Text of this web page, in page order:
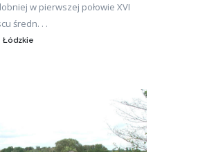
w pierwszej połowie XVI
średn. . .
Łódzkie